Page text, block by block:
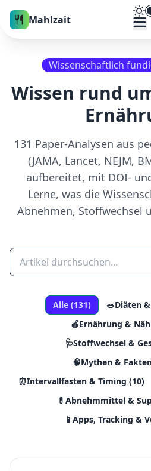
Mahlzait
Wissenschaftlich
Wissen rund
131 Paper-Analysen aus
(JAMA, Lancet, NEJM,
aufbereitet, mit DOI-
Lerne, was die
Abnehmen, Stoffwechsel
Alle (131) 🥗Diäten
🍎Ernährung &
🩺Stoffwechsel &
🧠Mythen &
⏰Intervallfasten & Timing (10)
💊 Abnehmmittel &
📱 Apps, Tracking &